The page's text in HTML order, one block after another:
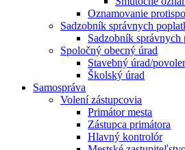
Oznamovanie
Sadzobník správnych
Sadzobník správnych
Spoločný obecný úrad
Stavebný úrad/
Školský úrad
Samospráva
Volení zástupcovia
Primátor mesta
Zástupca primátora
Hlavný kontrolór